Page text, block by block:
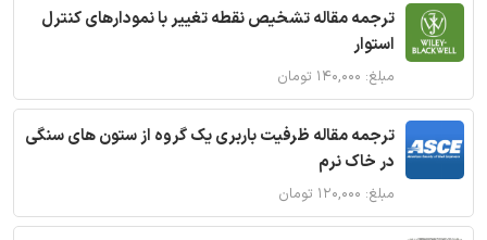
ترجمه مقاله تشخیص نقطه تغییر با نمودارهای کنترل
استوار
مبلغ: ۱۴۰,۰۰۰ تومان
ترجمه مقاله ظرفیت باربری یک گروه از ستون های سنگی
در خاک نرم
مبلغ: ۱۲۰,۰۰۰ تومان